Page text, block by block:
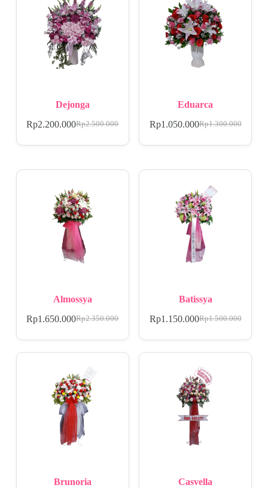
Dejonga
Rp2.500.000
Rp2.200.000
Eduarca
Rp1.300.000
Rp1.050.000
Almossya
Rp2.350.000
Rp1.650.000
Batissya
Rp1.500.000
Rp1.150.000
Brunoria Casvella